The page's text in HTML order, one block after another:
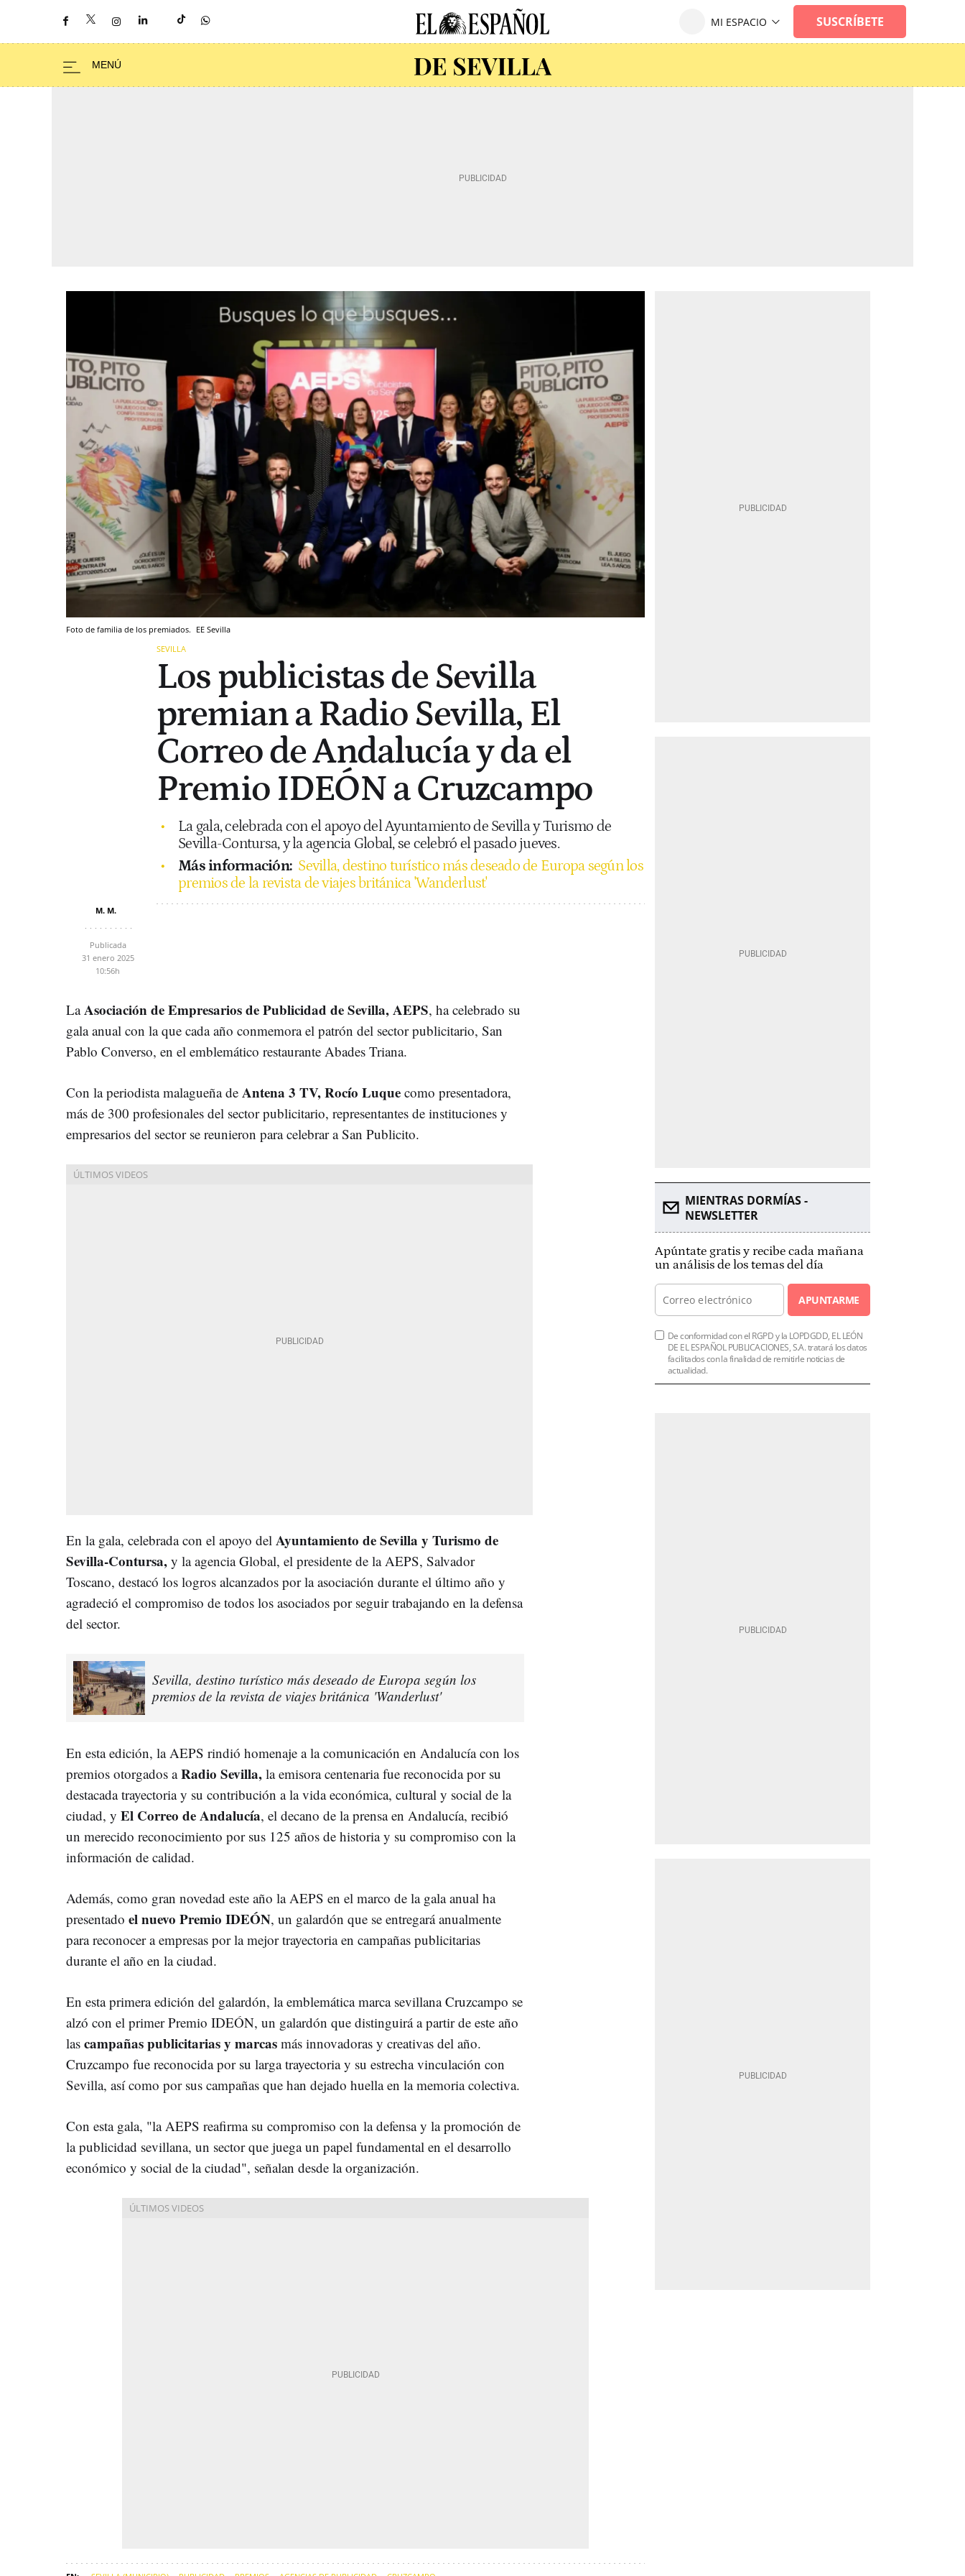
Foto de familia de los premiados. EE Sevilla
SEVILLA
Los publicistas de Sevilla
premian a Radio Sevilla, El
Correo de Andalucía y da el
Premio IDEÓN a Cruzcampo
La gala, celebrada con el apoyo del Ayuntamiento de Sevilla y Turismo de
Sevilla-Contursa, y la agencia Global, se celebró el pasado jueves.
Más información: Sevilla, destino turístico más deseado de Europa según los
premios de la revista de viajes británica 'Wanderlust'
M. M.
Publicada
31 enero 2025
10:56h
LaAsociación de Empresarios de Publicidad de Sevilla, AEPS, ha celebrado su
gala anual con la que cada año conmemora el patrón del sector publicitario, San
Pablo Converso, en el emblemático restaurante Abades Triana.
Con la periodista malagueña de Antena 3 TV, Rocío Luque como presentadora,
más de 300 profesionales del sector publicitario, representantes de instituciones y
empresarios del sector se reunieron para celebrar a San Publicito.
En la gala, celebrada con el apoyo del Ayuntamiento de Sevilla y Turismo de
Sevilla-Contursa, y la agencia Global, el presidente de la AEPS, Salvador
Toscano, destacó los logros alcanzados por la asociación durante el último año y
agradeció el compromiso de todos los asociados por seguir trabajando en la defensa
del sector.
Sevilla, destino turístico más deseado de Europa según los
premios de la revista de viajes británica 'Wanderlust'
En esta edición, la AEPS rindió homenaje a la comunicación en Andalucía con los
premios otorgados aRadio Sevilla, la emisora centenaria fue reconocida por su
destacada trayectoria y su contribución a la vida económica, cultural y social de la
ciudad, y El Correo de Andalucía, el decano de la prensa en Andalucía, recibió
un merecido reconocimiento por sus 125 años de historia y su compromiso con la
información de calidad.
Además, como gran novedad este año la AEPS en el marco de la gala anual ha
presentado el nuevo Premio IDEÓN, un galardón que se entregará anualmente
para reconocer a empresas por la mejor trayectoria en campañas publicitarias
durante el año en la ciudad.
En esta primera edición del galardón, la emblemática marca sevillana Cruzcampo se
alzó con el primer Premio IDEÓN, un galardón que distinguirá a partir de este año
las campañas publicitarias y marcas más innovadoras y creativas del año.
Cruzcampo fue reconocida por su larga trayectoria y su estrecha vinculación con
Sevilla, así como por sus campañas que han dejado huella en la memoria colectiva.
Con esta gala, "la AEPS reafirma su compromiso con la defensa y la promoción de
la publicidad sevillana, un sector que juega un papel fundamental en el desarrollo
económico y social de la ciudad", señalan desde la organización.
MIENTRAS DORMÍAS -
NEWSLETTER
Apúntate gratis y recibe cada mañana
un análisis de los temas del día
APUNTARME
De conformidad con el RGPD y la LOPDGDD, EL LEÓN
DE EL ESPAÑOL PUBLICACIONES, S.A. tratará los datos
facilitados con la finalidad de remitirle noticias de
actualidad.